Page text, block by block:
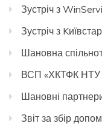
Зустріч з
Зустріч з
Шановна
ВСП «ХКТФК НТУ
Шановні
Звіт за збір